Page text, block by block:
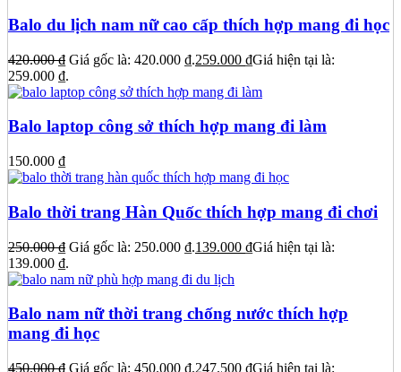
Balo du lịch nam nữ cao cấp thích hợp mang đi học
420.000₫ Giá gốc là: 420.000 ₫.259.000 ₫Giá hiện tại là:
259.000 ₫.
Balo laptop công sở thích hợp mang đi làm
150.000 ₫
Balo thời trang Hàn Quốc thích hợp mang đi chơi
250.000₫ Giá gốc là: 250.000 ₫.139.000 ₫Giá hiện tại là:
139.000 ₫.
Balo nam nữ thời trang chống nước thích hợp
mang đi học
450.000₫ Giá gốc là: 450.000 ₫.247.500 ₫Giá hiện tại là: